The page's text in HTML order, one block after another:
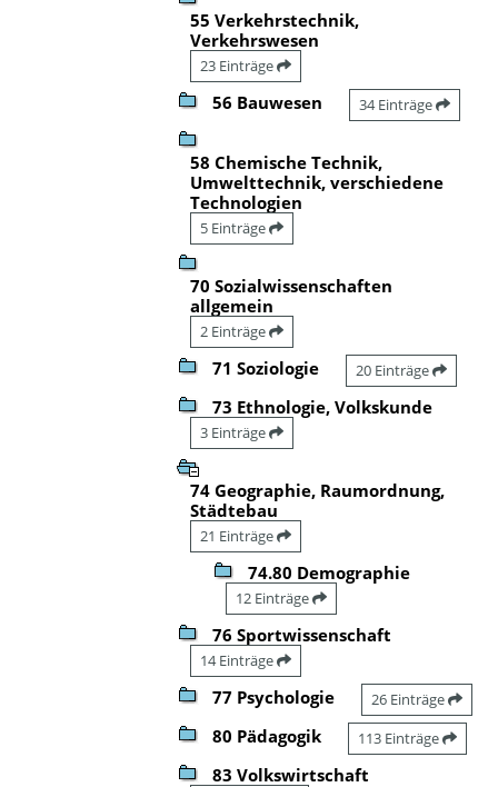
55 Verkehrstechnik,
Verkehrswesen
23 Einträge
56 Bauwesen 34 Einträge
58 Chemische Technik,
Umwelttechnik, verschiedene
Technologien
5 Einträge
70 Sozialwissenschaften
allgemein
2 Einträge
71 Soziologie 20 Einträge
73 Ethnologie, Volkskunde
3 Einträge
74 Geographie, Raumordnung,
Städtebau
21 Einträge
74.80 Demographie
12 Einträge
76 Sportwissenschaft
14 Einträge
77 Psychologie 26 Einträge
80 Pädagogik 113 Einträge
83 Volkswirtschaft